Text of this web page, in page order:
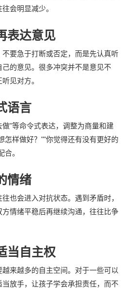
会明显减少。
表达意见
要急于打断或否定，而是先认真听
的意见。很多冲突并不是意见不
见对方。
语言
"等命令式表达，调整为商量和建
怎样做好？""你觉得还有没有更好的
。
情绪
也会进入对抗状态。遇到矛盾时，
情绪平稳后再继续沟通，往往比争
当自主权
来越多的自主空间。对于一些可以
放手，让孩子学会承担责任，而不